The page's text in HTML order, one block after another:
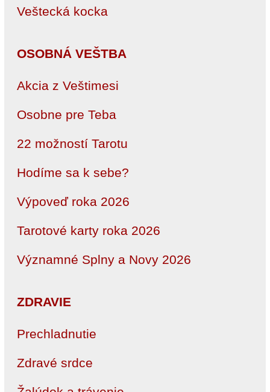
Veštecká kocka
OSOBNÁ VEŠTBA
Akcia z Veštimesi
Osobne pre Teba
22 možností Tarotu
Hodíme sa k sebe?
Výpoveď roka 2026
Tarotové karty roka 2026
Významné Splny a Novy 2026
ZDRAVIE
Prechladnutie
Zdravé srdce